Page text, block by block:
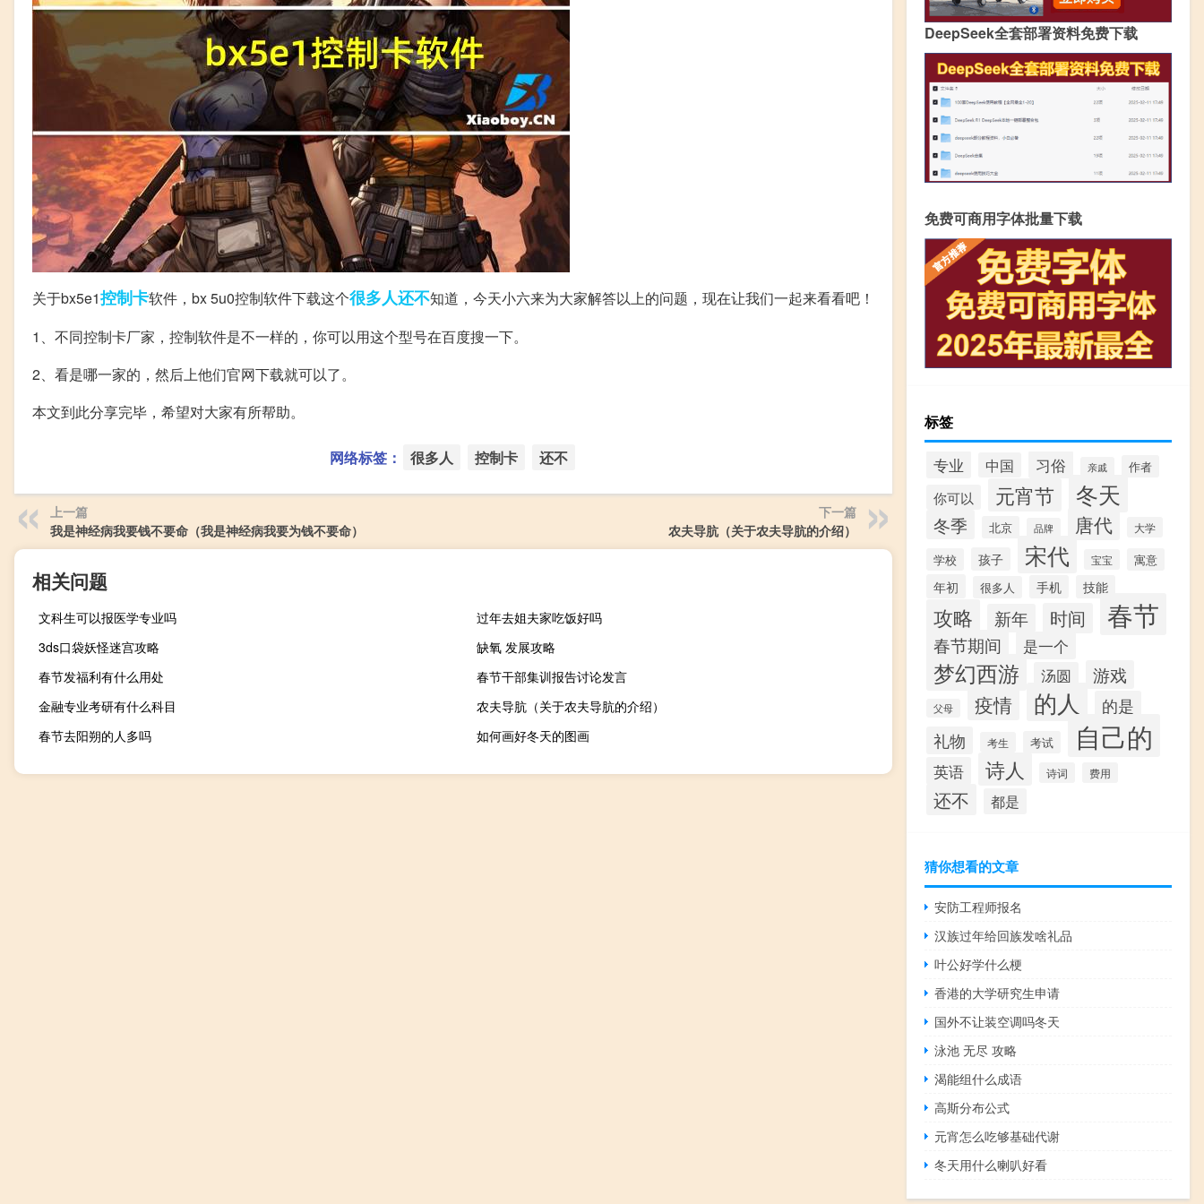
关于bx5e1控制卡软件，bx 5u0控制软件下载这个很多人还不知道，今天小六来为大家解答以上的问题，现在让我们一起来看看吧！
1、不同控制卡厂家，控制软件是不一样的，你可以用这个型号在百度搜一下。
2、看是哪一家的，然后上他们官网下载就可以了。
本文到此分享完毕，希望对大家有所帮助。
网络标签： 很多人 控制卡 还不
上一篇
我是神经病我要钱不要命（我是神经病我要为钱不要命）
下一篇
农夫导肮（关于农夫导肮的介绍）
相关问题
文科生可以报医学专业吗
过年去姐夫家吃饭好吗
3ds口袋妖怪迷宫攻略
缺氧 发展攻略
春节发福利有什么用处
春节干部集训报告讨论发言
金融专业考研有什么科目
农夫导肮（关于农夫导肮的介绍）
春节去阳朔的人多吗
如何画好冬天的图画
DeepSeek全套部署资料免费下载
免费可商用字体批量下载
标签
专业 中国 习俗 亲戚 作者
你可以 元宵节 冬天
冬季 北京 品牌 唐代 大学
学校 孩子 宋代 宝宝 寓意
年初 很多人 手机 技能
攻略 新年 时间 春节
春节期间 是一个
梦幻西游 汤圆 游戏
父母 疫情 的人 的是
礼物 考生 考试 自己的
英语 诗人 诗词 费用
还不 都是
猜你想看的文章
安防工程师报名
汉族过年给回族发啥礼品
叶公好学什么梗
香港的大学研究生申请
国外不让装空调吗冬天
泳池 无尽 攻略
渴能组什么成语
高斯分布公式
元宵怎么吃够基础代谢
冬天用什么喇叭好看